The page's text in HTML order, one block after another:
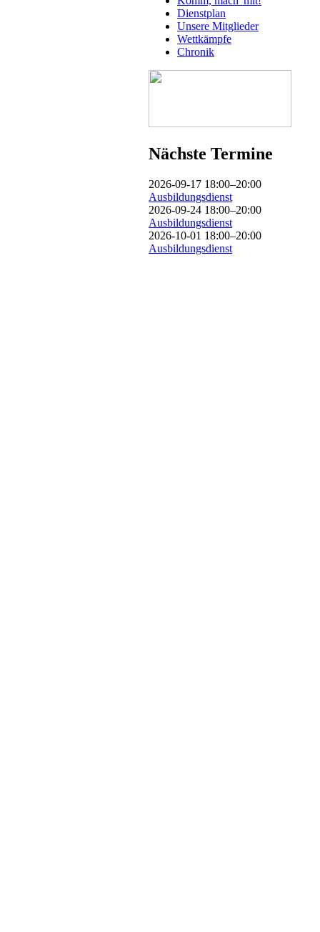
Dienstplan
Unsere Mitglieder
Wettkämpfe
Chronik
Nächste Termine
2026-09-17 18:00–20:00
Ausbildungsdienst
2026-09-24 18:00–20:00
Ausbildungsdienst
2026-10-01 18:00–20:00
Ausbildungsdienst